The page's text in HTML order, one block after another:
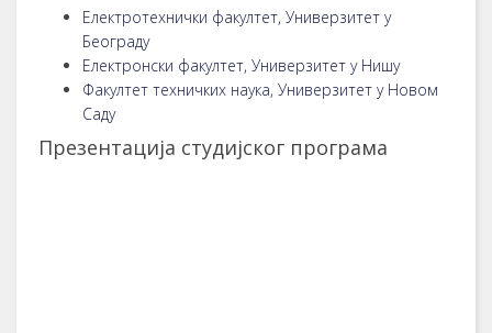
Електротехнички факултет, Универзитет у
Београду
Електронски факултет, Универзитет у Нишу
Факултет техничких наука, Универзитет у Новом
Саду
Презентација студијског програма